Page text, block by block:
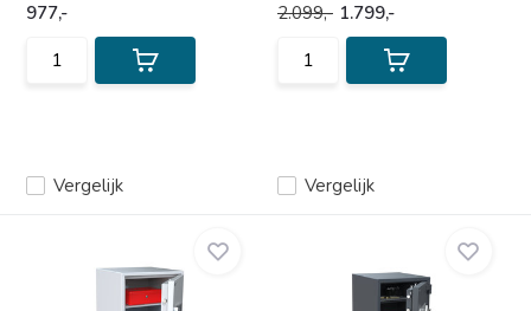
Vergelijk
977,-
Vergelijk
2.099,- 1.799,-